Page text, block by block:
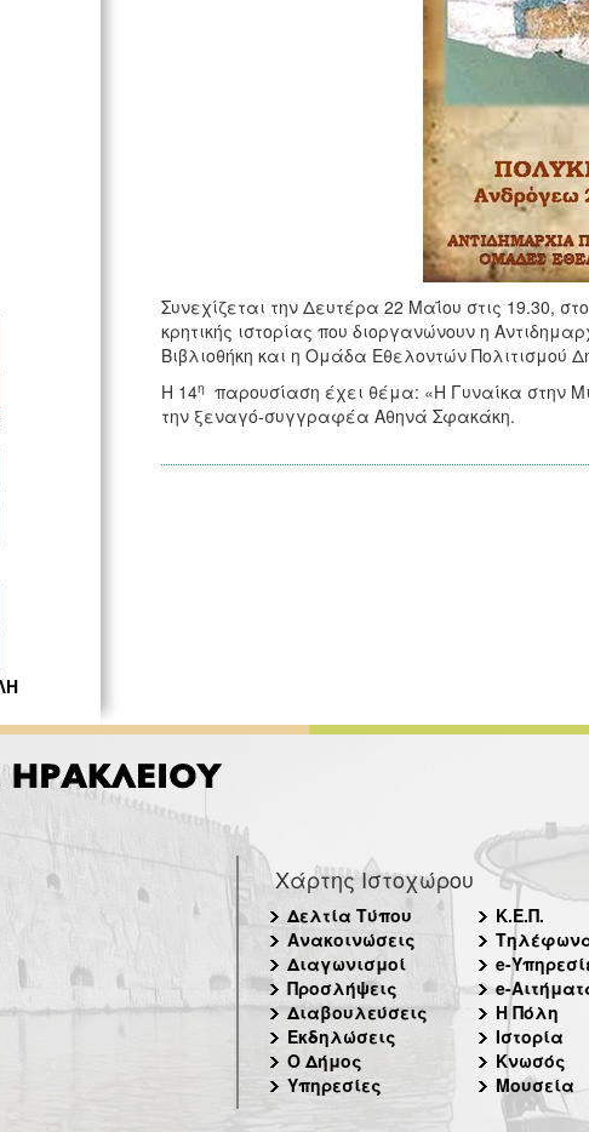
Συνεχίζεται την Δευτέρα 22 Μαΐου στις 19.30,
κρητικής ιστορίας που διοργανώνουν η
Βιβλιοθήκη και η Ομάδα Εθελοντών Πολιτισμού
Η 14η παρουσίαση έχει θέμα: «Η Γυναίκα στην
την ξεναγό-συγγραφέα Αθηνά Σφακάκη.
Χάρτης Ιστοχώρου
Δελτία Τύπου
Ανακοινώσεις
Διαγωνισμοί
Προσλήψεις
Διαβουλεύσεις
Εκδηλώσεις
Ο Δήμος
Υπηρεσίες
Κ.Ε.Π.
e-
e-
Η Πόλη
Ιστορία
Κνωσός
Μουσεία